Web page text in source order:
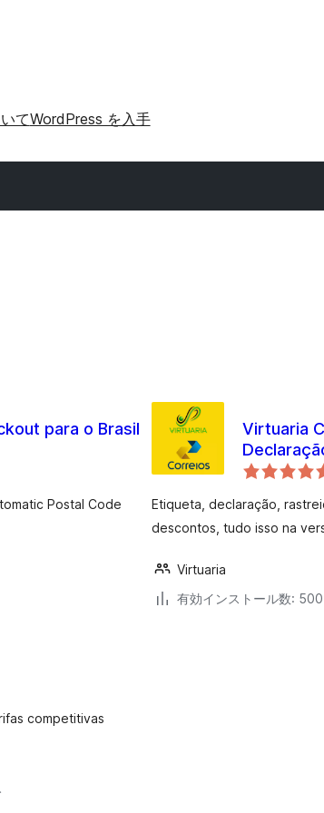
てWordPress を入手
para o Brasil
Postal Code
Virtuaria
Etiqueta, declaração,
descontos, tudo isso na
Virtuaria
有効インストール数:
competitivas